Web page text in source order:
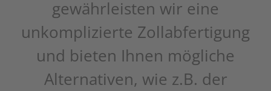
gewährleisten wir eine
unkomplizierte Zollabfertigung
und bieten Ihnen mögliche
Alternativen, wie z.B. der